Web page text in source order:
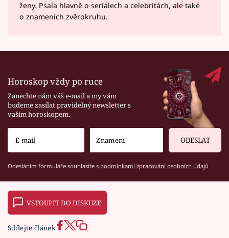
ženy. Psala hlavně o seriálech a celebritách, ale také
o znameních zvěrokruhu.
Horoskop vždy po ruce
Zanechte nám váš e-mail a my vám
budeme zasílat pravidelný newsletter s
vaším horoskopem.
ODESLAT
Odesláním formuláře souhlasíte s podmínkami zpracování osobních údajů
VSTOUPIT DO DISKUZE
Sdílejte článek